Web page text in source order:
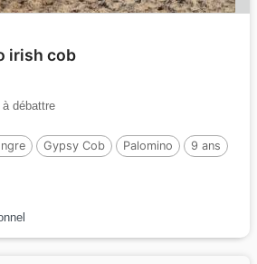
irish cob
à débattre
Gypsy Cob Palomino
9 ans